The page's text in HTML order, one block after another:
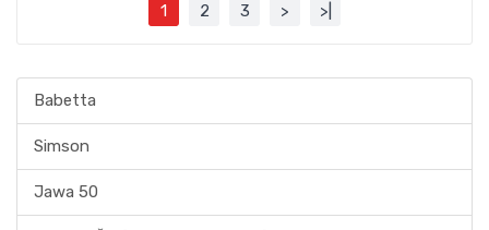
Babetta
Simson
Jawa 50
1 2 3 > >|